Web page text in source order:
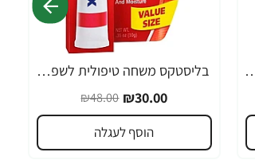
עדין במיוחד 90 מ"ל
-38%
בליסטקס משחה טיפולית לשפתיים 10 גרם אריזה גדולה SPF 10 - מבית Blistex
₪30.00
₪48.00
הוסף לעגלה